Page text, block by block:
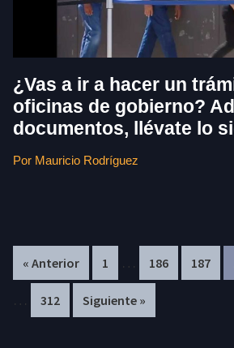
¿Vas a ir a hacer un
oficinas de gobierno?
documentos, llévate lo
Por Mauricio Rodríguez
« Anterior Page
1
Interim
pages
omitted
… Page
186 Page
187
… Page
312 Siguiente »